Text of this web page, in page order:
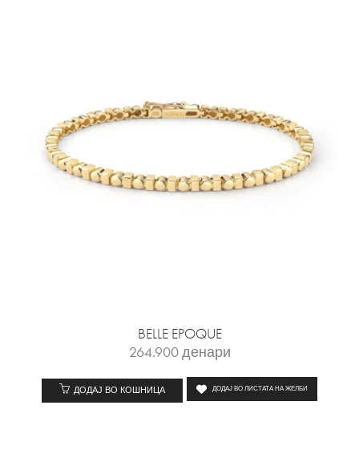
BELLE EPOQUE
264.900денари
ДОДАЈ ВО КОШНИЦА ДОДАЈ ВО ЛИСТАТА НА ЖЕЛБИ